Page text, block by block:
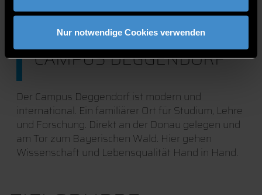
Nur notwendige Cookies verwenden
CAMPUS DEGGENDORF
Der Campus Deggendorf ist modern und
international. Ein familiärer Ort für Studium, Lehre
und Forschung. Direkt an der Donau gelegen und
am Tor zum Bayerischen Wald. Hier gehen
Wissenschaft und Lebensqualität Hand in Hand.